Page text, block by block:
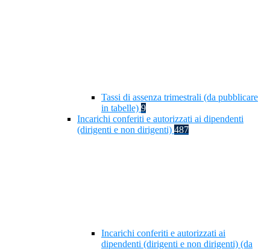
Tassi di assenza trimestrali (da pubblicare
in tabelle) 9
Incarichi conferiti e autorizzati ai dipendenti
(dirigenti e non dirigenti) 487
Incarichi conferiti e autorizzati ai
dipendenti (dirigenti e non dirigenti) (da